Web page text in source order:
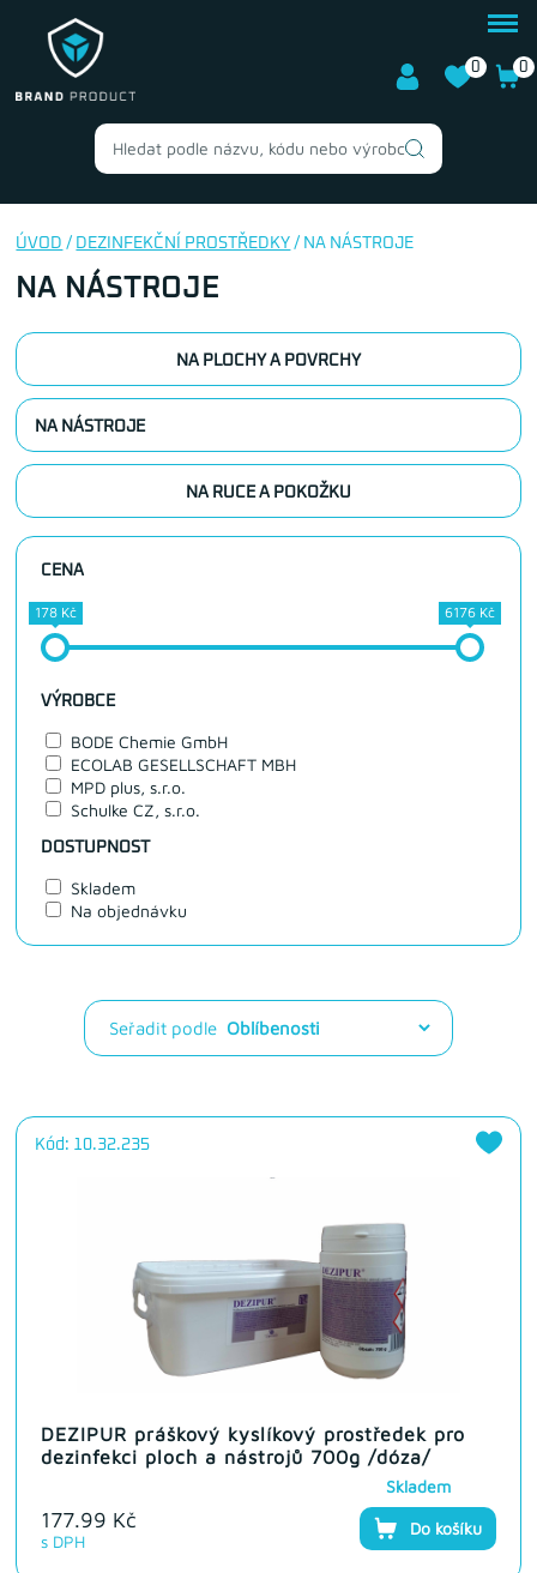
0 0
ÚVOD / DEZINFEKČNÍ PROSTŘEDKY / NA NÁSTROJE
NA NÁSTROJE
NA PLOCHY A POVRCHY
NA NÁSTROJE
NA RUCE A POKOŽKU
CENA
178 Kč 6176 Kč
VÝROBCE
BODE Chemie GmbH
ECOLAB GESELLSCHAFT MBH
MPD plus, s.r.o.
Schulke CZ, s.r.o.
DOSTUPNOST
Skladem
Na objednávku
Seřadit podle
Kód: 10.32.235
DEZIPUR práškový kyslíkový prostředek pro
dezinfekci ploch a nástrojů 700g /dóza/
177.99 Kč
s DPH
Skladem
Do košíku